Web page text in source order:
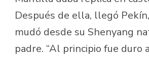
Después de ella, llegó
mudó desde su Shenyang
padre. “Al principio fue duro